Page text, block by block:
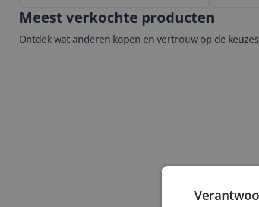
Meest verkochte producten
Ontdek wat anderen kopen en vertrouw op de